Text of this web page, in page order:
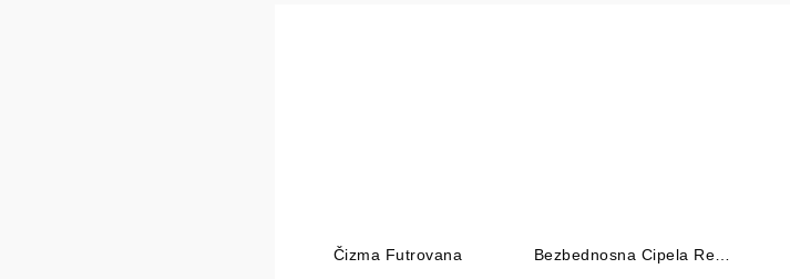
Čizma Futrovana
Bezbednosna Cipela Rea